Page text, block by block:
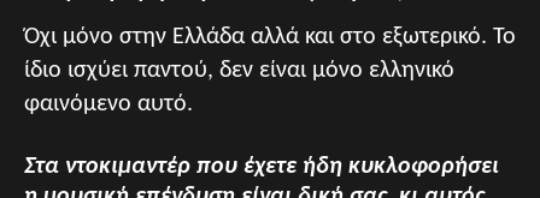
Όχι μόνο στην Ελλάδα αλλά και στο εξωτερικό. Το
ίδιο ισχύει παντού, δεν είναι μόνο ελληνικό
φαινόμενο αυτό.
Στα ντοκιμαντέρ που έχετε ήδη κυκλοφορήσει